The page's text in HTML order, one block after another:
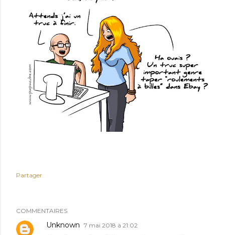
Partager
COMMENTAIRES
Unknown 7 mai 2018 à 21:02